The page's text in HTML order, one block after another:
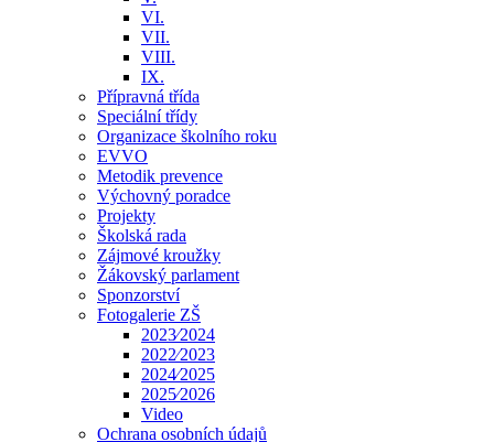
VI.
VII.
VIII.
IX.
Přípravná třída
Speciální třídy
Organizace školního roku
EVVO
Metodik prevence
Výchovný poradce
Projekty
Školská rada
Zájmové kroužky
Žákovský parlament
Sponzorství
Fotogalerie ZŠ
2023⁄2024
2022⁄2023
2024⁄2025
2025⁄2026
Video
Ochrana osobních údajů